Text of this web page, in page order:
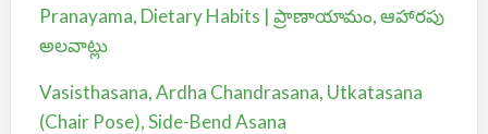
Pranayama, Dietary Habits | ప్రాణాయామం, ఆహారపు
అలవాట్లు
Vasisthasana, Ardha Chandrasana, Utkatasana
(Chair Pose), Side-Bend Asana